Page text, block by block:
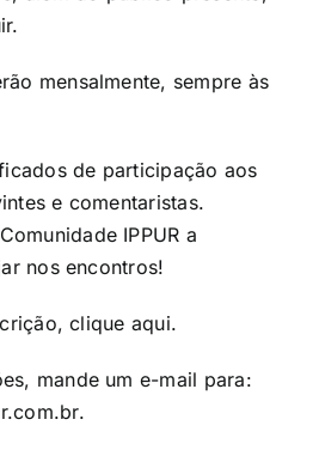
mensalmente, sempre às
de participação aos
e comentaristas.
IPPUR a
nos encontros!
clique aqui.
mande um e-mail para: